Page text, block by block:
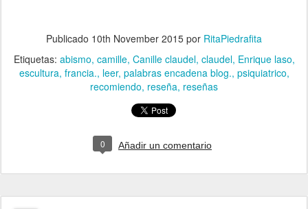
Publicado 10th November 2015 por RitaPiedrafita
Etiquetas: abismo camille Canille claudel claudel Enrique laso
escultura francia. leer palabras encadena blog. psiquiatrico
recomiendo reseña reseñas
0 Añadir un comentario